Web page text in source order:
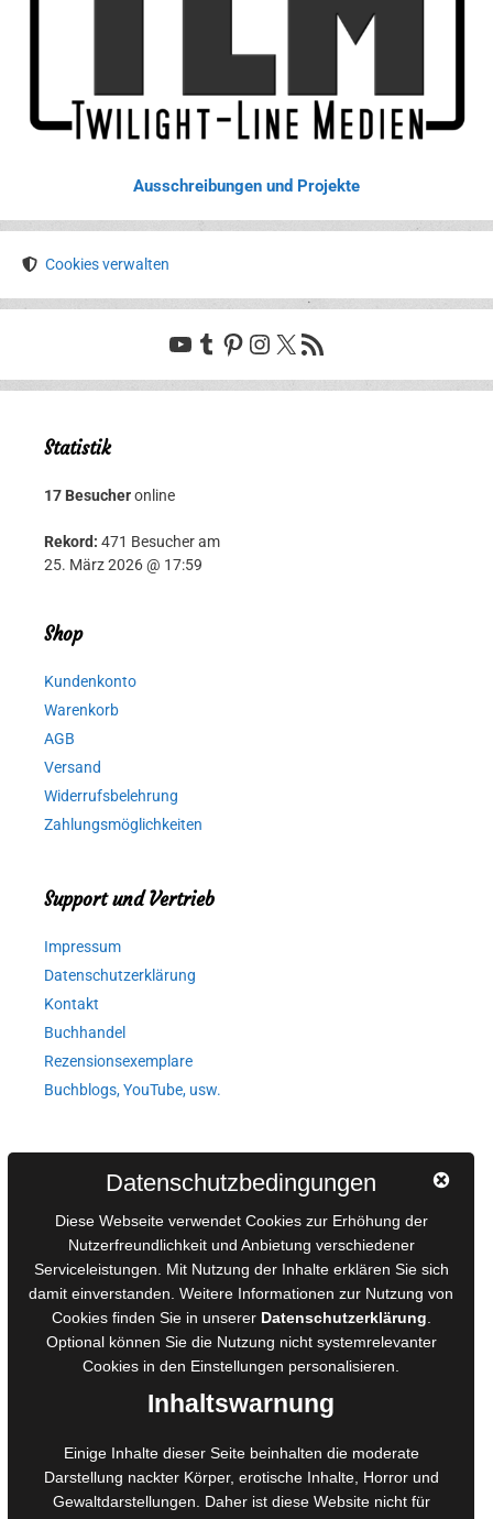
Ausschreibungen und Projekte
Cookies verwalten
YouTube
Tumblr
Pinterest
Instagram
X RSS-Feed
Statistik
17 Besucheronline
Rekord: 471 Besucher am
25. März 2026 @ 17:59
Shop
Kundenkonto
Warenkorb
AGB
Versand
Widerrufsbelehrung
Zahlungsmöglichkeiten
Support und Vertrieb
Impressum
Datenschutzerklärung
Kontakt
Buchhandel
Rezensionsexemplare
Buchblogs, YouTube, usw.
AGB für Medienprojekte
Online-Artikel
Manuskripte einreichen
Ausschreibungen
Belegexemplare
Eigenbedarfsexemplare
Foto- und Bildbearbeitung
Fotorestauration
Datenschutzbedingungen
Diese Webseite verwendet Cookies zur Erhöhung der
Nutzerfreundlichkeit und Anbietung verschiedener
Serviceleistungen. Mit Nutzung der Inhalte erklären Sie sich
damit einverstanden. Weitere Informationen zur Nutzung von
Cookies finden Sie in unserer Datenschutzerklärung
Optional können Sie die Nutzung nicht systemrelevanter
Cookies in den Einstellungen personalisieren.
Inhaltswarnung
Einige Inhalte dieser Seite beinhalten die moderate
Darstellung nackter Körper, erotische Inhalte, Horror und
Gewaltdarstellungen. Daher ist diese Website nicht für